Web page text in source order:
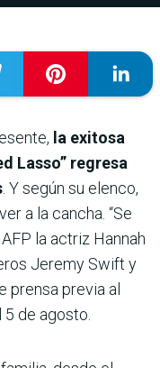
la exitosa
Lasso” regresa
. Y según su elenco,
a la cancha. “Se
la actriz Hannah
Jeremy Swift y
prensa previa al
de agosto.